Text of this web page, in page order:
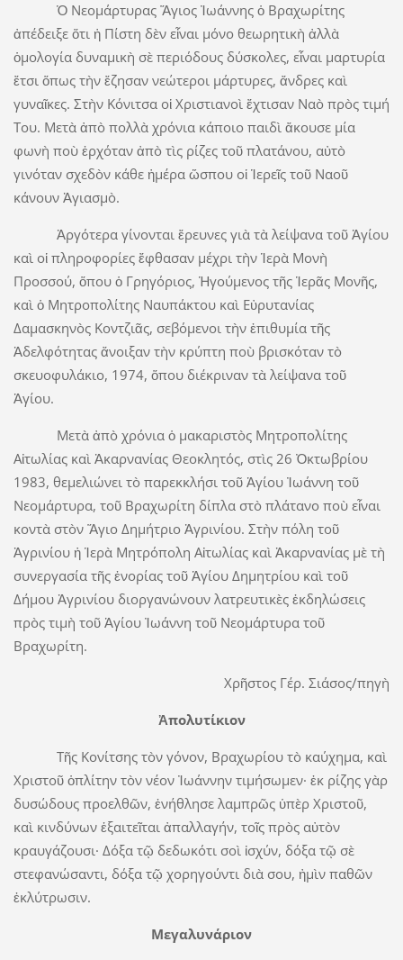
Ὁ Νεομάρτυρας Ἅγιος Ἰωάννης ὁ Βραχωρίτης
ἀπέδειξε ὅτι ἡ Πίστη δὲν εἶναι μόνο θεωρητικὴ ἀλλὰ
ὁμολογία δυναμικὴ σὲ περιόδους δύσκολες, εἶναι μαρτυρία
ἔτσι ὅπως τὴν ἔζησαν νεώτεροι μάρτυρες, ἄνδρες καὶ
γυναῖκες. Στὴν Κόνιτσα οἱ Χριστιανοὶ ἔχτισαν Ναὸ πρὸς τιμή
Του. Μετὰ ἀπὸ πολλὰ χρόνια κάποιο παιδὶ ἄκουσε μία
φωνὴ ποὺ ἐρχόταν ἀπὸ τὶς ρίζες τοῦ πλατάνου, αὐτὸ
γινόταν σχεδὸν κάθε ἡμέρα ὥσπου οἱ Ἱερεῖς τοῦ Ναοῦ
κάνουν Ἁγιασμὸ.
Ἀργότερα γίνονται ἔρευνες γιὰ τὰ λείψανα τοῦ Ἁγίου
καὶ οἱ πληροφορίες ἔφθασαν μέχρι τὴν Ἱερὰ Μονὴ
Προσσού, ὅπου ὁ Γρηγόριος, Ἡγούμενος τῆς Ἱερᾶς Μονῆς,
καὶ ὁ Μητροπολίτης Ναυπάκτου καὶ Εὐρυτανίας
Δαμασκηνὸς Κοντζιᾶς, σεβόμενοι τὴν ἐπιθυμία τῆς
Ἀδελφότητας ἄνοιξαν τὴν κρύπτη ποὺ βρισκόταν τὸ
σκευοφυλάκιο, 1974, ὅπου διέκριναν τὰ λείψανα τοῦ
Ἁγίου.
Μετὰ ἀπὸ χρόνια ὁ μακαριστὸς Μητροπολίτης
Αἰτωλίας καὶ Ἀκαρνανίας Θεοκλητός, στὶς 26 Ὀκτωβρίου
1983, θεμελιώνει τὸ παρεκκλήσι τοῦ Ἁγίου Ἰωάννη τοῦ
Νεομάρτυρα, τοῦ Βραχωρίτη δίπλα στὸ πλάτανο ποὺ εἶναι
κοντὰ στὸν Ἅγιο Δημήτριο Ἀγρινίου. Στὴν πόλη τοῦ
Ἀγρινίου ἡ Ἱερὰ Μητρόπολη Αἰτωλίας καὶ Ἀκαρνανίας μὲ τὴ
συνεργασία τῆς ἐνορίας τοῦ Ἁγίου Δημητρίου καὶ τοῦ
Δήμου Ἀγρινίου διοργανώνουν λατρευτικὲς ἐκδηλώσεις
πρὸς τιμὴ τοῦ Ἁγίου Ἰωάννη τοῦ Νεομάρτυρα τοῦ
Βραχωρίτη.
Χρῆστος Γέρ. Σιάσος/πηγὴ
Ἀπολυτίκιον
Τῆς Κονίτσης τὸν γόνον, Βραχωρίου τὸ καύχημα, καὶ
Χριστοῦ ὁπλίτην τὸν νέον Ἰωάννην τιμήσωμεν· ἐκ ρίζης γὰρ
δυσώδους προελθῶν, ἐνήθλησε λαμπρῶς ὑπὲρ Χριστοῦ,
καὶ κινδύνων ἑξαιτεῖται ἀπαλλαγήν, τοῖς πρὸς αὐτὸν
κραυγάζουσι· Δόξα τῷ δεδωκότι σοὶ ἰσχύν, δόξα τῷ σὲ
στεφανώσαντι, δόξα τῷ χορηγούντι διὰ σου, ἠμὶν παθῶν
ἐκλύτρωσιν.
Μεγαλυνάριον